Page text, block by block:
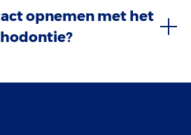
opnemen met het